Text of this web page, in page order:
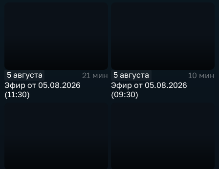
5 августа
21 мин
Эфир от 05.08.2026
(11:30)
5 августа
10 мин
Эфир от 05.08.2026
(09:30)